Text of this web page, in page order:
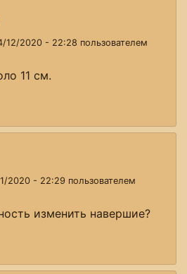
12/2020 - 22:28 пользователем
11 см.
2020 - 22:29 пользователем
изменить навершие?